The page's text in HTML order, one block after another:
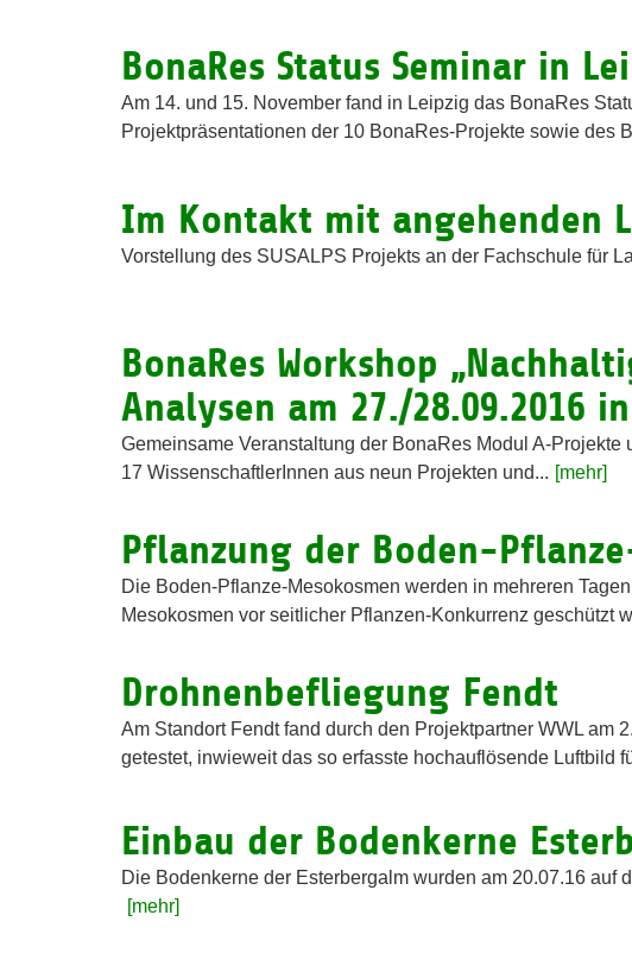
BonaRes Status Seminar in
Am 14. und 15. November fand in Leipzig das BonaRes
Projektpräsentationen der 10 BonaRes-Projekte sowie des
Im Kontakt mit angehenden
Vorstellung des SUSALPS Projekts an der Fachschule für
BonaRes Workshop
Analysen am 27./28.09.2016
Gemeinsame Veranstaltung der BonaRes Modul A-Projekte
17 WissenschaftlerInnen aus neun Projekten und... [mehr]
Pflanzung der Boden-
Die Boden-Pflanze-Mesokosmen werden in mehreren
Mesokosmen vor seitlicher Pflanzen-Konkurrenz geschützt
Drohnenbefliegung Fendt
Am Standort Fendt fand durch den Projektpartner WWL am
getestet, inwieweit das so erfasste hochauflösende Luftbild
Einbau der Bodenkerne
Die Bodenkerne der Esterbergalm wurden am 20.07.16 auf
[mehr]